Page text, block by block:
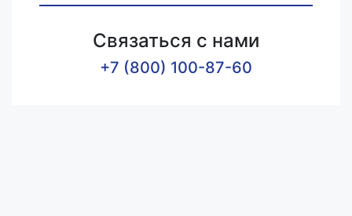
Связаться с нами
+7 (800) 100-87-60